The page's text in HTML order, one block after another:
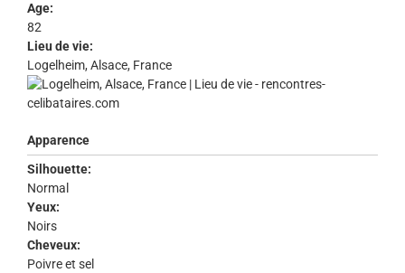
Age:
82
Lieu de vie:
Logelheim, Alsace, France
Apparence
Silhouette:
Normal
Yeux:
Noirs
Cheveux:
Poivre et sel